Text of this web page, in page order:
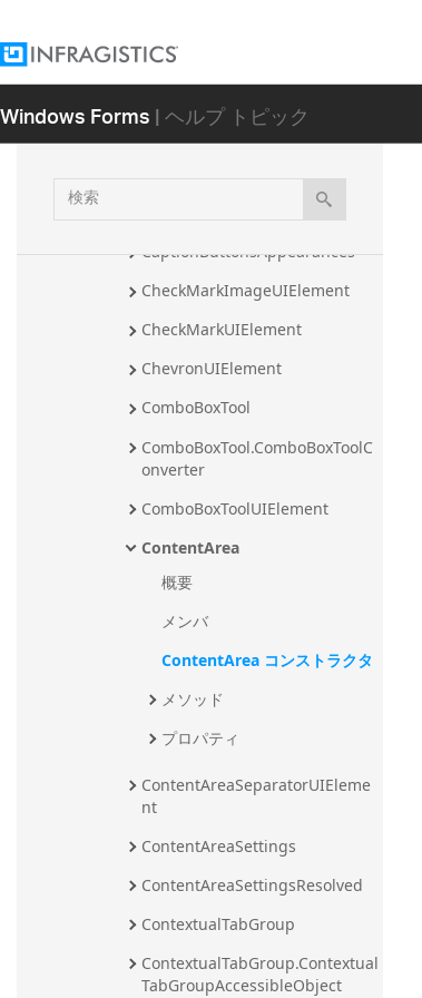
Windows Forms| ヘルプ トピック
検
索
CancelableToolEventArgs
CaptionButtonAppearances
CaptionButtonsAppearances
CheckMarkImageUIElement
CheckMarkUIElement
ChevronUIElement
ComboBoxTool
ComboBoxTool.ComboBoxToolC
onverter
ComboBoxToolUIElement
ContentArea
概要
メンバ
ContentArea コンストラクタ
メソッド
プロパティ
ContentAreaSeparatorUIEleme
nt
ContentAreaSettings
ContentAreaSettingsResolved
ContextualTabGroup
ContextualTabGroup.Contextual
TabGroupAccessibleObject